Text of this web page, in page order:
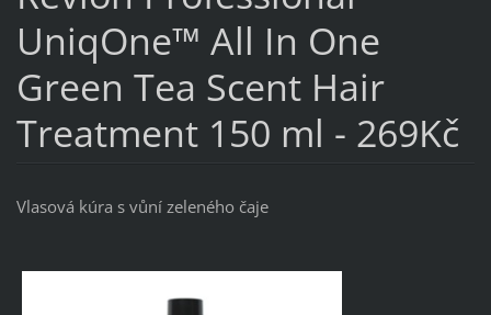
UniqOne™ All In One
Green Tea Scent Hair
Treatment 150 ml - 269Kč
Vlasová kúra s vůní zeleného čaje